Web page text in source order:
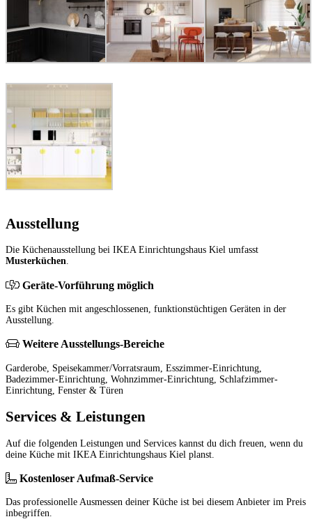
Ausstellung
Die Küchenausstellung bei IKEA Einrichtungshaus Kiel umfasst
Musterküchen.
Geräte-Vorführung möglich
Es gibt Küchen mit angeschlossenen, funktionstüchtigen Geräten in der
Ausstellung.
Weitere Ausstellungs-Bereiche
Garderobe, Speisekammer/Vorratsraum, Esszimmer-Einrichtung,
Badezimmer-Einrichtung, Wohnzimmer-Einrichtung, Schlafzimmer-
Einrichtung, Fenster & Türen
Services & Leistungen
Auf die folgenden Leistungen und Services kannst du dich freuen, wenn du
deine Küche mit IKEA Einrichtungshaus Kiel planst.
Kostenloser Aufmaß-Service
Das professionelle Ausmessen deiner Küche ist bei diesem Anbieter im Preis
inbegriffen.